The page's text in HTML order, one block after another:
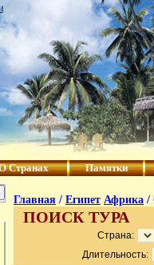
Странах Памятки
Главная / Египет Африка /
ПОИСК ТУРА
Страна:
Длительность: